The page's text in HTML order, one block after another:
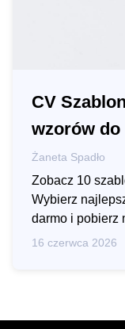
CV
wzorów
Żaneta Spadło
Zobacz 10
Wybierz
darmo i pobierz
16 czerwca 2026